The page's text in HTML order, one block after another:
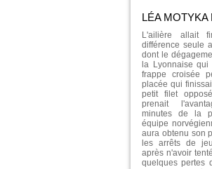
LÉA MOTYKA
L'ailière allait
différence seule
dont le
la Lyonnaise qui
frappe croisée
placée qui
petit filet
prenait
minutes de la
équipe
aura obtenu son
les arrêts de
après n'avoir
quelques pertes